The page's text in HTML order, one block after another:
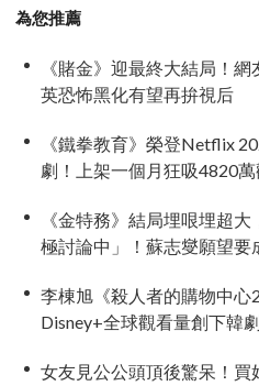
為您推薦
《賭金》迎最終大結局！
英恐怖黑化有望再拚視后
《鐵拳教育》榮登Netflix
劇！上架一個月狂吸4820
《金特務》結局埋哏埋超
極討論中」！蘇志燮願望要
李棟旭《殺人者的購物中心
Disney+全球觀看量創下韓
女友見公公頭頂後驚呆！買